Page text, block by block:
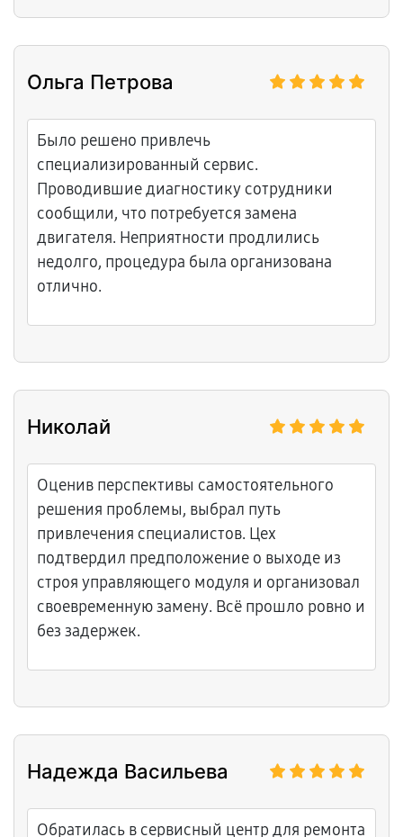
Ольга Петрова
Было решено привлечь
специализированный сервис.
Проводившие диагностику сотрудники
сообщили, что потребуется замена
двигателя. Неприятности продлились
недолго, процедура была организована
отлично.
Николай
Оценив перспективы самостоятельного
решения проблемы, выбрал путь
привлечения специалистов. Цех
подтвердил предположение о выходе из
строя управляющего модуля и организовал
своевременную замену. Всё прошло ровно и
без задержек.
Надежда Васильева
Обратилась в сервисный центр для ремонта